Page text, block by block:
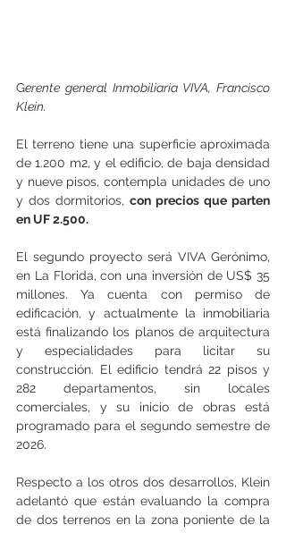
Gerente general Inmobiliaria VIVA, Francisco
Klein.
El terreno tiene una superficie aproximada
de 1.200 m2, y el edificio, de baja densidad
y nueve pisos, contempla unidades de uno
y dos dormitorios, con precios que parten
en UF 2.500.
El segundo proyecto será VIVA Gerónimo,
en La Florida, con una inversión de US$ 35
millones. Ya cuenta con permiso de
edificación, y actualmente la inmobiliaria
está finalizando los planos de arquitectura
y especialidades para licitar su
construcción. El edificio tendrá 22 pisos y
282 departamentos, sin locales
comerciales, y su inicio de obras está
programado para el segundo semestre de
2026.
Respecto a los otros dos desarrollos, Klein
adelantó que están evaluando la compra
de dos terrenos en la zona poniente de la